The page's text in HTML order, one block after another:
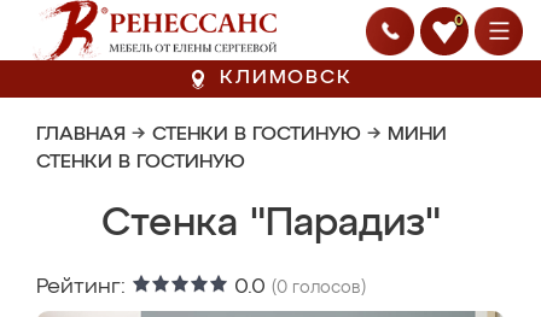
0
КЛИМОВСК
ГЛАВНАЯ → СТЕНКИ В ГОСТИНУЮ → МИНИ
СТЕНКИ В ГОСТИНУЮ
Стенка "Парадиз"
Рейтинг: 0.0 (0 голосов)